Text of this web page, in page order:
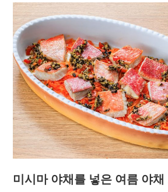
미시마 야채를 넣은 여름 야채